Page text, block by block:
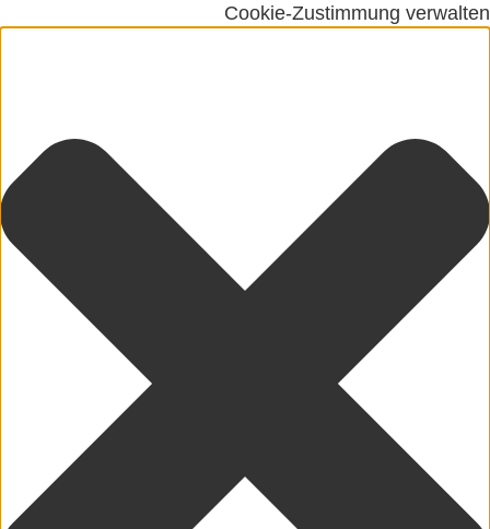
Cookie-Zustimmung verwalten